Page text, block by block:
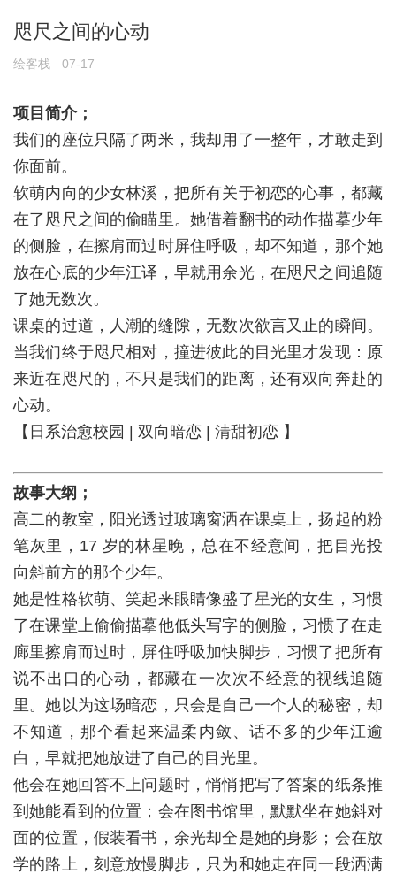
咫尺之间的心动
绘客栈 07-17
项目简介；
我们的座位只隔了两米，我却用了一整年，才敢走到
你面前。
软萌内向的少女林溪，把所有关于初恋的心事，都藏
在了咫尺之间的偷瞄里。她借着翻书的动作描摹少年
的侧脸，在擦肩而过时屏住呼吸，却不知道，那个她
放在心底的少年江译，早就用余光，在咫尺之间追随
了她无数次。
课桌的过道，人潮的缝隙，无数次欲言又止的瞬间。
当我们终于咫尺相对，撞进彼此的目光里才发现：原
来近在咫尺的，不只是我们的距离，还有双向奔赴的
心动。
【日系治愈校园 | 双向暗恋 | 清甜初恋 】
故事大纲；
高二的教室，阳光透过玻璃窗洒在课桌上，扬起的粉
笔灰里，17 岁的林星晚，总在不经意间，把目光投
向斜前方的那个少年。
她是性格软萌、笑起来眼睛像盛了星光的女生，习惯
了在课堂上偷偷描摹他低头写字的侧脸，习惯了在走
廊里擦肩而过时，屏住呼吸加快脚步，习惯了把所有
说不出口的心动，都藏在一次次不经意的视线追随
里。她以为这场暗恋，只会是自己一个人的秘密，却
不知道，那个看起来温柔内敛、话不多的少年江逾
白，早就把她放进了自己的目光里。
他会在她回答不上问题时，悄悄把写了答案的纸条推
到她能看到的位置；会在图书馆里，默默坐在她斜对
面的位置，假装看书，余光却全是她的身影；会在放
学的路上，刻意放慢脚步，只为和她走在同一段洒满